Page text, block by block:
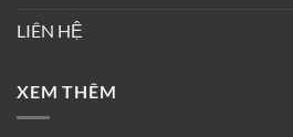
LIÊN HỆ
XEM THÊM